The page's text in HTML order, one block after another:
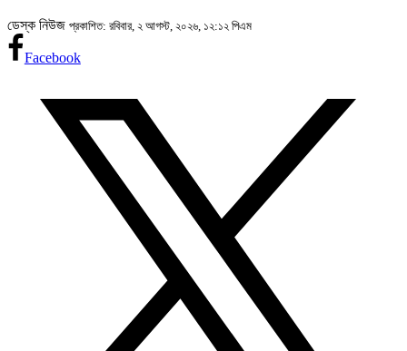
ডেস্ক নিউজ প্রকাশিত: রবিবার, ২ আগস্ট, ২০২৬, ১২:১২ পিএম
Facebook